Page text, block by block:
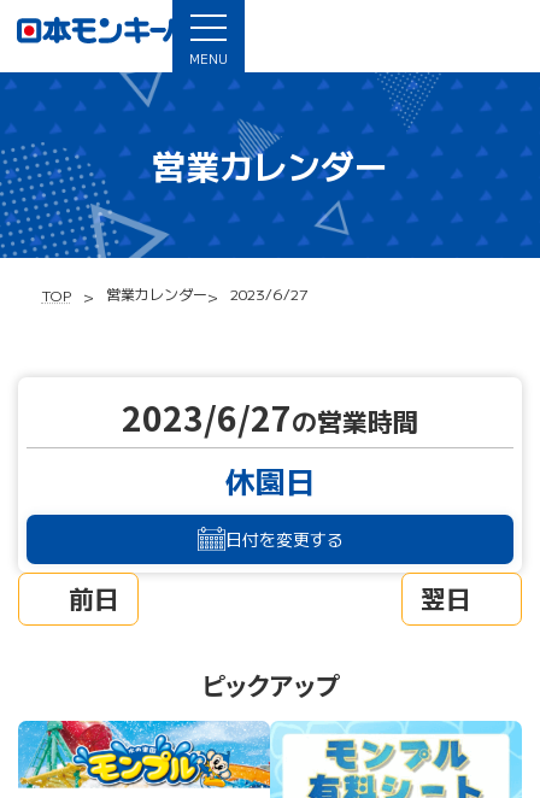
MENU
営業カレンダー
TOP 営業カレンダー 2023/6/27
前日
2023/6/27の営業時間
休園日
日付を変更する
翌日
ピックアップ